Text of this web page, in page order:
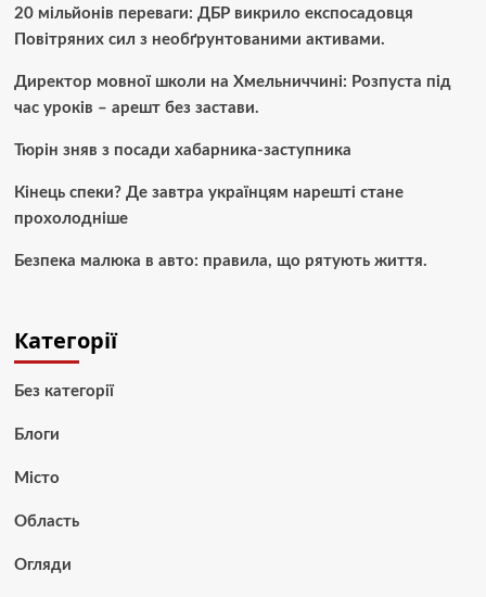
20 мільйонів переваги: ДБР викрило експосадовця
Повітряних сил з необґрунтованими активами.
Директор мовної школи на Хмельниччині: Розпуста під
час уроків – арешт без застави.
Тюрін зняв з посади хабарника-заступника
Кінець спеки? Де завтра українцям нарешті стане
прохолодніше
Безпека малюка в авто: правила, що рятують життя.
Категорії
Без категорії
Блоги
Місто
Область
Огляди